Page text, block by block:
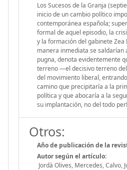
Los Sucesos de la Granja
inicio de un cambio político
contemporánea española;
formal de aquel episodio, la
y la formación del gabinete Zea
manera inmediata se saldarían
pugna, denota evidentemente
terreno —el decisivo terreno
del movimiento liberal,
camino que precipitaría a la
política y que abocaría a la
su implantación, no del todo
Otros:
Año de publicación de la
Autor según el artículo:
Jordà Olives, Mercedes, Calvo,